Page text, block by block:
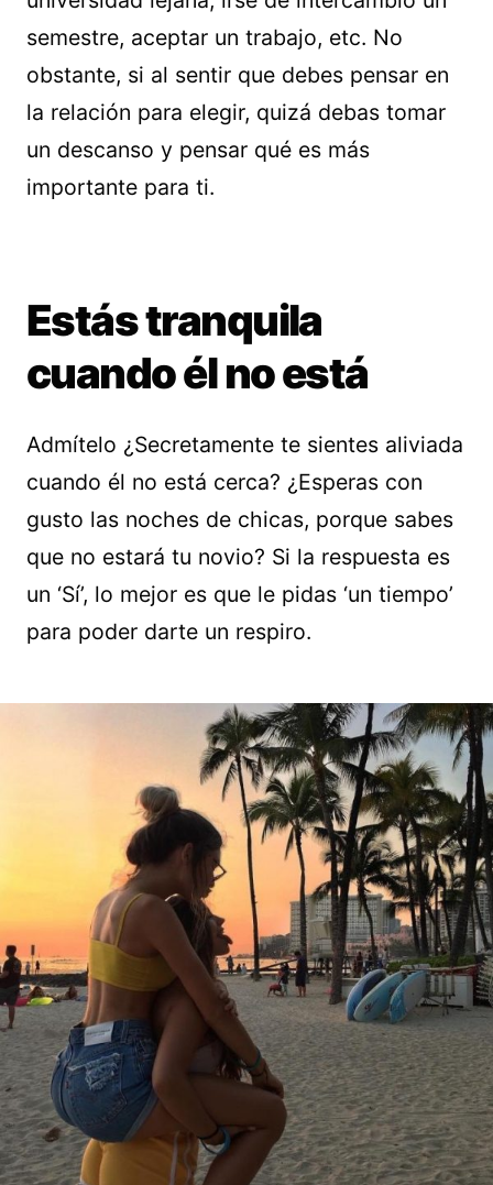
semestre, aceptar un trabajo, etc. No
obstante, si al sentir que debes pensar en
la relación para elegir, quizá debas tomar
un descanso y pensar qué es más
importante para ti.
Estás tranquila
cuando él no está
Admítelo ¿Secretamente te sientes aliviada
cuando él no está cerca? ¿Esperas con
gusto las noches de chicas, porque sabes
que no estará tu novio? Si la respuesta es
un ‘Sí’, lo mejor es que le pidas ‘un tiempo’
para poder darte un respiro.